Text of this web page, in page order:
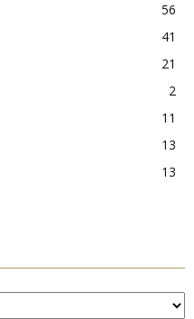
56
41
21
2
11
13
13